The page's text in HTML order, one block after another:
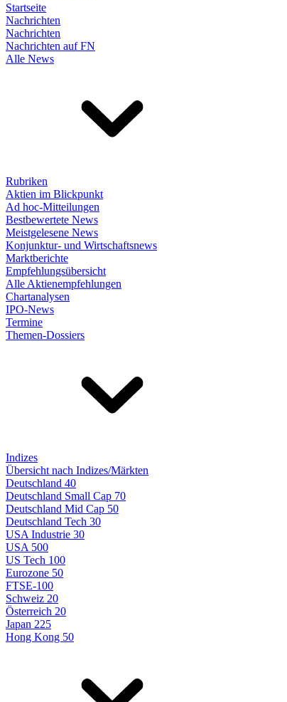
Startseite
Nachrichten
Nachrichten
Nachrichten auf FN
Alle News
Rubriken
Aktien im Blickpunkt
Ad hoc-Mitteilungen
Bestbewertete News
Meistgelesene News
Konjunktur- und Wirtschaftsnews
Marktberichte
Empfehlungsübersicht
Alle Aktienempfehlungen
Chartanalysen
IPO-News
Termine
Themen-Dossiers
Indizes
Übersicht nach Indizes/Märkten
Deutschland 40
Deutschland Small Cap 70
Deutschland Mid Cap 50
Deutschland Tech 30
USA Industrie 30
USA 500
US Tech 100
Eurozone 50
FTSE-100
Schweiz 20
Österreich 20
Japan 225
Hong Kong 50